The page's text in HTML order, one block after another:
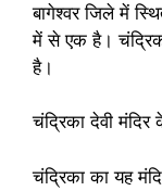
बागेश्वर जिले में
में से एक है।
है।
चंद्रिका देवी मंदिर
चंद्रिका का यह